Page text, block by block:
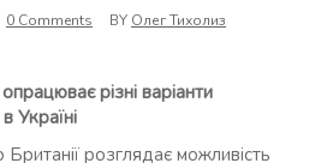
0 Comments BY Олег Тихолиз
різні варіанти
Україні
розглядає можливість